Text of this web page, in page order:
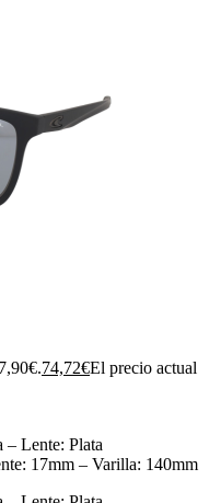
74,72€El precio actual
– Lente: Plata
17mm – Varilla: 140mm